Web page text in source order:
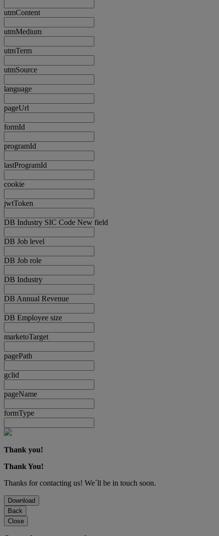
utmContent
utmMedium
utmTerm
utmSource
language
pageUrl
formId
programId
lastProgramId
cookie
jwtToken
DB Industry SIC Code New field
DB Job level
DB Job role
DB Industry
DB Annual Revenue
DB Employee size
marketoTarget
pagePath
gclid
pageName
formType
Thank you!
Thank You!
Thanks for contacting us! We´ll be in touch soon.
Download
Back
Close